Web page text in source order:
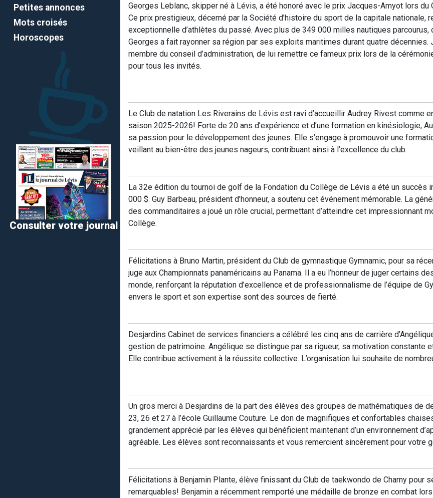
Petites annonces
Mots croisés
Horoscopes
Consulter votre journal
Georges Leblanc, skipper né à Lévis, a été honoré avec le prix Jacques-Amyot lors du
Ce prix prestigieux, décerné par la Société d’histoire du sport de la capitale nationale,
exceptionnelle d’athlètes du passé. Avec plus de 349 000 milles nautiques
Georges a fait rayonner sa région par ses exploits maritimes durant quatre décennies.
membre du conseil d’administration, de lui remettre ce fameux prix lors de la
pour tous les invités.
Le Club de natation Les Riverains de Lévis est ravi d’accueillir Audrey Rivest comme
saison 2025-2026! Forte de 20 ans d’expérience et d’une formation en kinésiologie,
sa passion pour le développement des jeunes. Elle s’engage à promouvoir une
veillant au bien-être des jeunes nageurs, contribuant ainsi à l’excellence du club.
La 32e édition du tournoi de golf de la Fondation du Collège de Lévis a été un succès
000 $. Guy Barbeau, président d’honneur, a soutenu cet événement mémorable. La
des commanditaires a joué un rôle crucial, permettant d’atteindre cet impressionnant
Collège.
Félicitations à Bruno Martin, président du Club de gymnastique Gymnamic, pour sa
juge aux Championnats panaméricains au Panama. Il a eu l’honneur de juger certains
monde, renforçant la réputation d’excellence et de professionnalisme de l’équipe de
envers le sport et son expertise sont des sources de fierté.
Desjardins Cabinet de services financiers a célébré les cinq ans de carrière
gestion de patrimoine. Angélique se distingue par sa rigueur, sa motivation constante
Elle contribue activement à la réussite collective. L’organisation lui souhaite de
Un gros merci à Desjardins de la part des élèves des groupes de mathématiques de
23, 26 et 27 à l’école Guillaume Couture. Le don de magnifiques et confortables
grandement apprécié par les élèves qui bénéficient maintenant d’un environnement
agréable. Les élèves sont reconnaissants et vous remercient sincèrement pour votre
Félicitations à Benjamin Plante, élève finissant du Club de taekwondo de Charny pour
remarquables! Benjamin a récemment remporté une médaille de bronze en combat